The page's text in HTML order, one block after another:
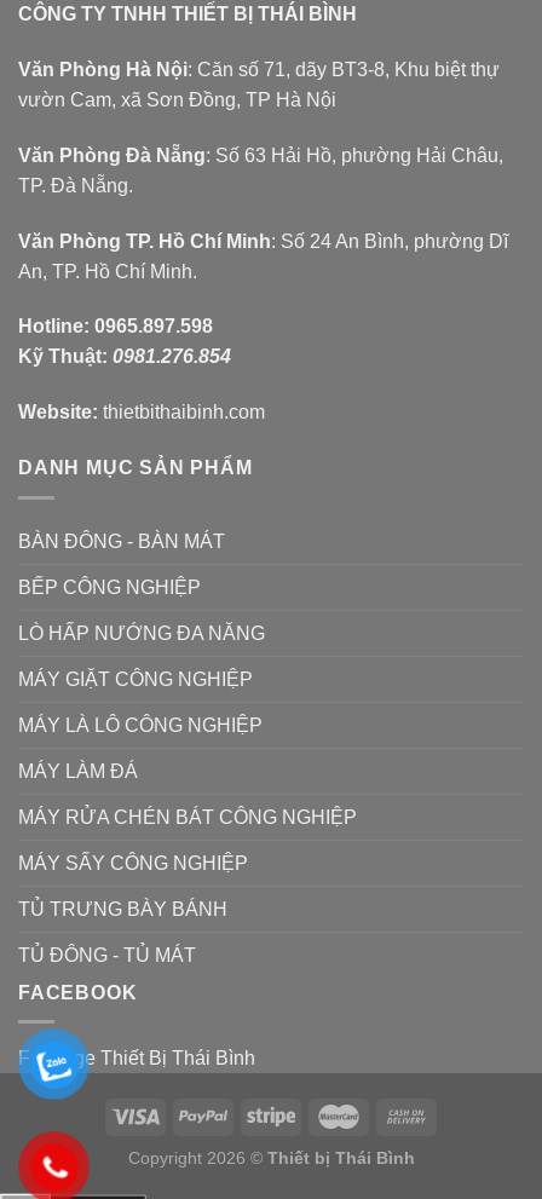
CÔNG TY TNHH THIẾT BỊ THÁI BÌNH
Văn Phòng Hà Nội: Căn số 71, dãy BT3-8, Khu biệt thự
vườn Cam, xã Sơn Đồng, TP Hà Nội
Văn Phòng Đà Nẵng: Số 63 Hải Hồ, phường Hải Châu,
TP. Đà Nẵng.
Văn Phòng TP. Hồ Chí Minh: Số 24 An Bình, phường Dĩ
An, TP. Hồ Chí Minh.
Hotline: 0965.897.598
Kỹ Thuật: 0981.276.854
Website: thietbithaibinh.com
DANH MỤC SẢN PHẨM
BÀN ĐÔNG - BÀN MÁT
BẾP CÔNG NGHIỆP
LÒ HẤP NƯỚNG ĐA NĂNG
MÁY GIẶT CÔNG NGHIỆP
MÁY LÀ LÔ CÔNG NGHIỆP
MÁY LÀM ĐÁ
MÁY RỬA CHÉN BÁT CÔNG NGHIỆP
MÁY SẤY CÔNG NGHIỆP
TỦ TRƯNG BÀY BÁNH
TỦ ĐÔNG - TỦ MÁT
FACEBOOK
Fanpage Thiết Bị Thái Bình
Copyright 2026 © Thiết bị Thái Bình